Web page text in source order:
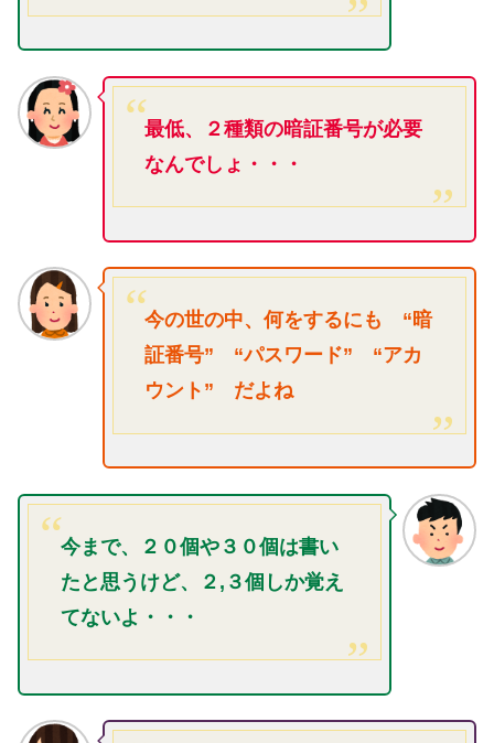
最低、２種類の暗証番号が必要
なんでしょ・・・
今の世の中、何をするにも “暗
証番号” “パスワード” “アカ
ウント” だよね
今まで、２０個や３０個は書い
たと思うけど、２,３個しか覚え
てないよ・・・